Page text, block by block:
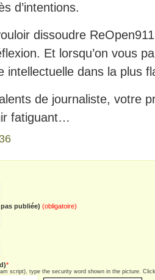
d’intentions.
dissoudre
Et lorsqu’on vous
intellectuelle dans la plus
de journaliste, votre
fatiguant…
publiée) (obligatoire)
*
script), type the security word shown in the picture.